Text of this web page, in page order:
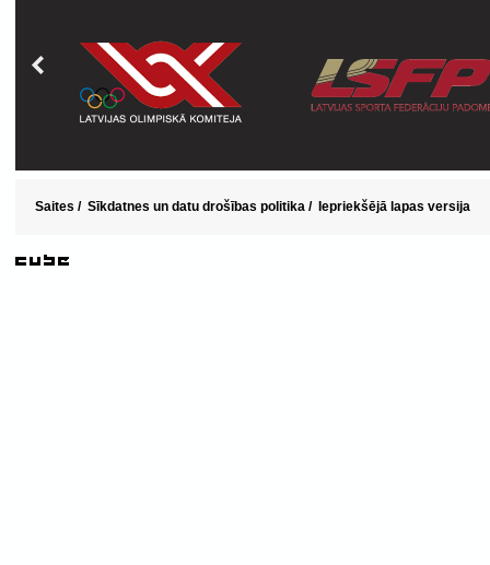
Saites / Sīkdatnes un datu drošības politika / Iepriekšējā lapas versija